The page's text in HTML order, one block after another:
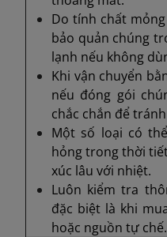
Do tính chất
bảo quản chúng
lạnh nếu không
Khi vận chuyển
nếu đóng gói
chắc chắn để
Một số loại có
hỏng trong thời
xúc lâu với nhiệt.
Luôn kiểm tra
đặc biệt là khi
hoặc nguồn tự chế.